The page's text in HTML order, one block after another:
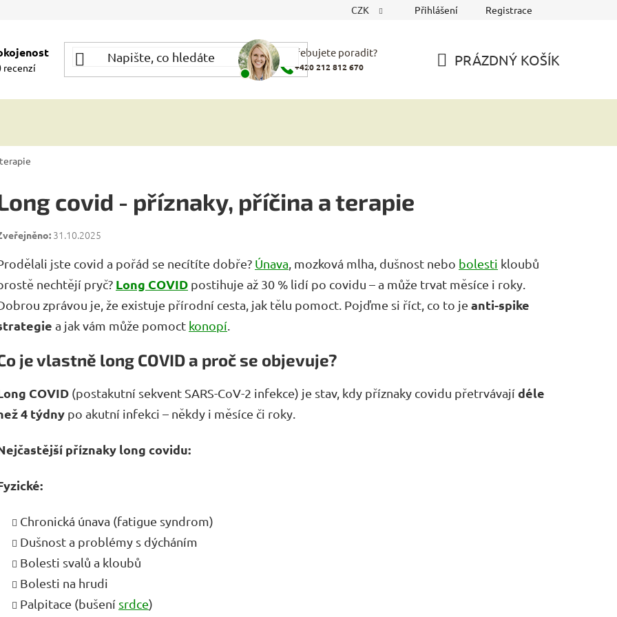
CZK Přihlášení Registrace
recenzí
Potřebujete poradit?
+420 212 812 670 PRÁZDNÝ KOŠÍK
covid - příznaky, příčina a terapie
31.10.2025
jste covid a pořád se necítíte dobře? Únava , mozková mlha, dušnost nebo bolesti kloubů
nechtějí pryč? Long COVID postihuje až 30 % lidí po covidu – a může trvat měsíce i roky.
zprávou je, že existuje přírodní cesta, jak tělu pomoct. Pojďme si říct, co to je anti-spike
a jak vám může pomoct konopí
je vlastně long COVID a proč se objevuje?
COVID (postakutní sekvent SARS-CoV-2 infekce) je stav, kdy příznaky covidu přetrvávají déle
4 týdny po akutní infekci – někdy i měsíce či roky.
příznaky long covidu:
Chronická únava (fatigue syndrom)
Dušnost a problémy s dýcháním
Bolesti svalů a kloubů
Bolesti na hrudi
Palpitace (bušení srdce)